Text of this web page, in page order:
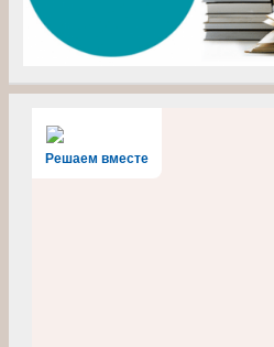
Решаем вместе